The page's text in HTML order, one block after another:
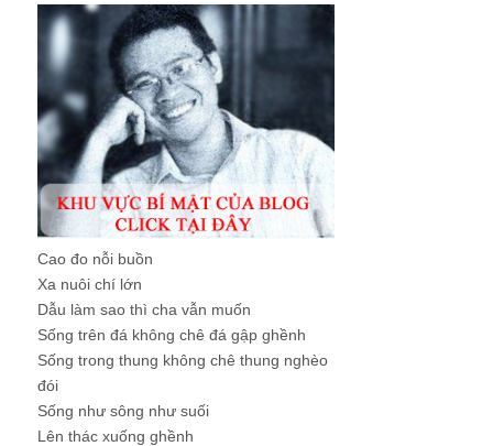
Cao đo nỗi buồn
Xa nuôi chí lớn
Dẫu làm sao thì cha vẫn muốn
Sống trên đá không chê đá gập ghềnh
Sống trong thung không chê thung nghèo
đói
Sống như sông như suối
Lên thác xuống ghềnh